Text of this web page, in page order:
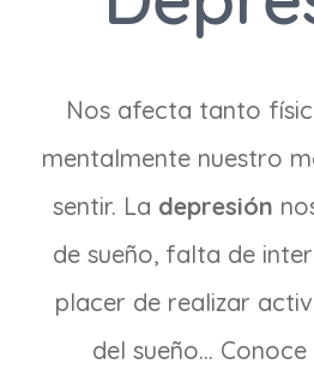
Nos afecta tanto
mentalmente nuestro
sentir. La depresión
de sueño, falta de
placer de realizar
del sueño…